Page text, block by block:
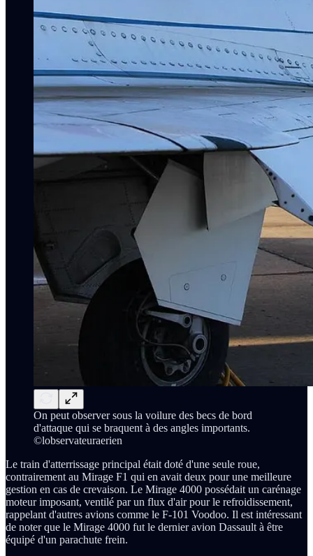
On peut observer sous la voilure des becs de bord
d'attaque qui se braquent à des angles importants.
©lobservateuraerien
Le train d'atterrissage principal était doté d'une seule roue,
contrairement au Mirage F1 qui en avait deux pour une meilleure
gestion en cas de crevaison. Le Mirage 4000 possédait un carénage
moteur imposant, ventilé par un flux d'air pour le refroidissement,
rappelant d'autres avions comme le F-101 Voodoo. Il est intéressant
de noter que le Mirage 4000 fut le dernier avion Dassault à être
équipé d'un parachute frein.